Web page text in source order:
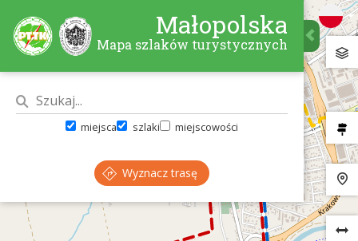
Małopolska
Mapa szlaków turystycznych
miejsca szlaki miejscowości
Wyznacz trasę